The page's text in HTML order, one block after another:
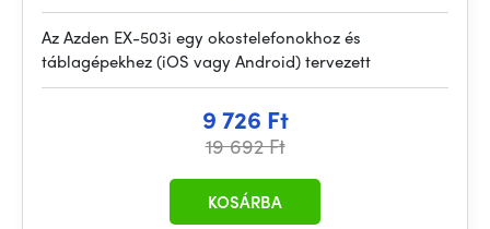
Az Azden EX-503i egy okostelefonokhoz és
táblagépekhez (iOS vagy Android) tervezett
9 726 Ft
19 692 Ft
KOSÁRBA